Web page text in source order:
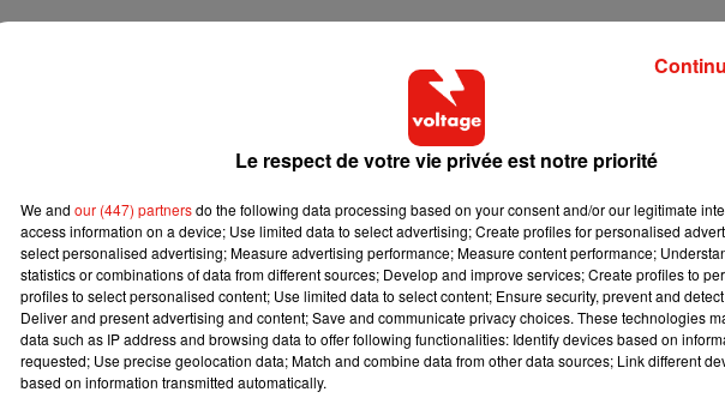
du refus du dépôt de cookies que vous avez exprimé. Si vous souhaitez
bouton ci-dessous.
Afficher l'élément
Le respect de votre vie privée est notre priorité
We and our (447) partnersdo the following data processing based on your consent and/or our legitimate
access information on a device; Use limited data to select advertising; Create profiles for personalised
select personalised advertising; Measure advertising performance; Measure content performance;
statistics or combinations of data from different sources; Develop and improve services; Create profiles to
profiles to select personalised content; Use limited data to select content; Ensure security, prevent and
Deliver and present advertising and content; Save and communicate privacy choices. These technologies
data such as IP address and browsing data to offer following functionalities: Identify devices based on
requested; Use precise geolocation data; Match and combine data from other data sources; Link different
based on information transmitted automatically.